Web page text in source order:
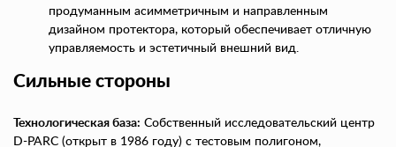
продуманным асимметричным и направленным
дизайном протектора, который обеспечивает отличную
управляемость и эстетичный внешний вид.
Сильные стороны
Технологическая база: Собственный исследовательский центр
D-PARC (открыт в 1986 году) с тестовым полигоном,